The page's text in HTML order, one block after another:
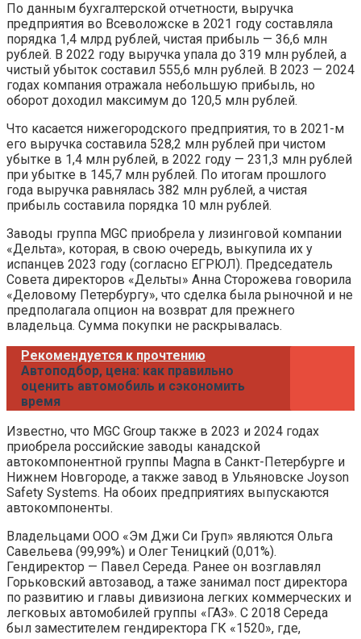
По данным бухгалтерской отчетности, выручка
предприятия во Всеволожске в 2021 году составляла
порядка 1,4 млрд рублей, чистая прибыль — 36,6 млн
рублей. В 2022 году выручка упала до 319 млн рублей, а
чистый убыток составил 555,6 млн рублей. В 2023 — 2024
годах компания отражала небольшую прибыль, но
оборот доходил максимум до 120,5 млн рублей.
Что касается нижегородского предприятия, то в 2021-м
его выручка составила 528,2 млн рублей при чистом
убытке в 1,4 млн рублей, в 2022 году — 231,3 млн рублей
при убытке в 145,7 млн рублей. По итогам прошлого
года выручка равнялась 382 млн рублей, а чистая
прибыль составила порядка 10 млн рублей.
Заводы группа MGC приобрела у лизинговой компании
«Дельта», которая, в свою очередь, выкупила их у
испанцев 2023 году (согласно ЕГРЮЛ). Председатель
Совета директоров «Дельты» Анна Сторожева говорила
«Деловому Петербургу», что сделка была рыночной и не
предполагала опцион на возврат для прежнего
владельца. Сумма покупки не раскрывалась.
Рекомендуется к прочтению
Автоподбор, цена: как правильно
оценить автомобиль и сэкономить
время
Известно, что MGC Group также в 2023 и 2024 годах
приобрела российские заводы канадской
автокомпонентной группы Magna в Санкт-Петербурге и
Нижнем Новгороде, а также завод в Ульяновске Joyson
Safety Systems. На обоих предприятиях выпускаются
автокомпоненты.
Владельцами ООО «Эм Джи Си Груп» являются Ольга
Савельева (99,99%) и Олег Теницкий (0,01%).
Гендиректор — Павел Середа. Ранее он возглавлял
Горьковский автозавод, а таже занимал пост директора
по развитию и главы дивизиона легких коммерческих и
легковых автомобилей группы «ГАЗ». С 2018 Середа
был заместителем гендиректора ГК «1520», где,